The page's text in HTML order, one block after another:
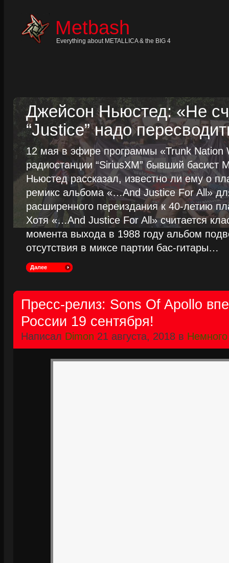
Metbash
Everything about METALLICA & the BIG 4
Джейсон Ньюстед: «Не
“Justice” надо
12 мая в эфире программы «Trunk Nation
радиостанции “SiriusXM” бывший басист
Ньюстед рассказал, известно ли ему о
ремикс альбома «…And Justice For All»
расширенного переиздания к 40-летию
Хотя «…And Justice For All» считается
момента выхода в 1988 году альбом
отсутствия в миксе партии бас-гитары…
Далее
Пресс-релиз: Sons Of Apollo
России 19 сентября!
Написал Dimon 21 августа, 2018 в